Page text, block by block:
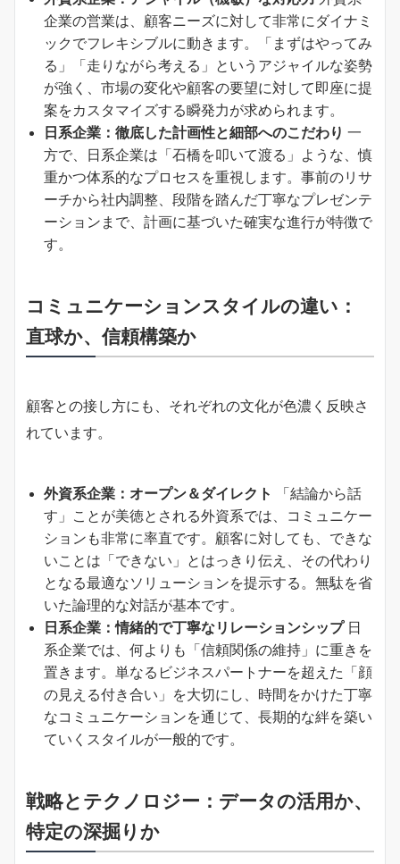
企業の営業は、顧客ニーズに対して非常にダイナミ
ックでフレキシブルに動きます。「まずはやってみ
る」「走りながら考える」というアジャイルな姿勢
が強く、市場の変化や顧客の要望に対して即座に提
案をカスタマイズする瞬発力が求められます。
日系企業：徹底した計画性と細部へのこだわり 一
方で、日系企業は「石橋を叩いて渡る」ような、慎
重かつ体系的なプロセスを重視します。事前のリサ
ーチから社内調整、段階を踏んだ丁寧なプレゼンテ
ーションまで、計画に基づいた確実な進行が特徴で
す。
コミュニケーションスタイルの違い：
直球か、信頼構築か
顧客との接し方にも、それぞれの文化が色濃く反映さ
れています。
外資系企業：オープン＆ダイレクト
「結論から話
す」ことが美徳とされる外資系では、コミュニケー
ションも非常に率直です。顧客に対しても、できな
いことは「できない」とはっきり伝え、その代わり
となる最適なソリューションを提示する。無駄を省
いた論理的な対話が基本です。
日系企業：情緒的で丁寧なリレーションシップ日
系企業では、何よりも「信頼関係の維持」に重きを
置きます。単なるビジネスパートナーを超えた「顔
の見える付き合い」を大切にし、時間をかけた丁寧
なコミュニケーションを通じて、長期的な絆を築い
ていくスタイルが一般的です。
戦略とテクノロジー：データの活用か、
特定の深掘りか